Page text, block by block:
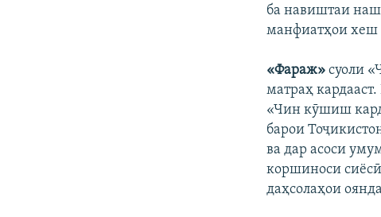
ба навиштаи
манфиатҳои хеш
«Фараж» суоли
матраҳ
«Чин кӯшиш
барои
ва дар асоси
коршиноси
даҳсолаҳои